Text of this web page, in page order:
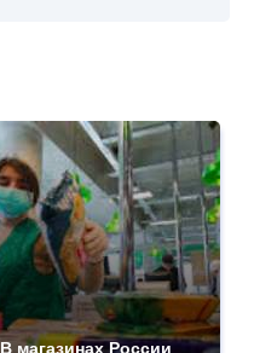
В магазинах России